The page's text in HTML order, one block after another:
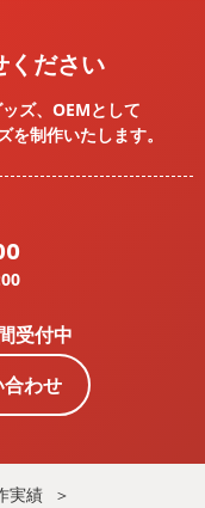
ください
ズ、OEMとして
を制作いたします。
受付中
わせ
実績